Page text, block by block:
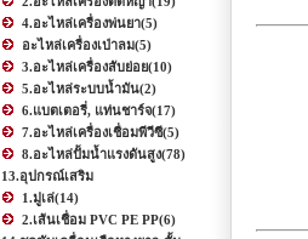
4.อะไหล่เครื่องพ่นยา(5)
อะไหล่เครื่องเป่าลม(5)
3.อะไหล่เครื่องสับย่อย(10)
5.อะไหล่ระบบน้ำมัน(2)
6.แบตเตอรี่, แท่นชาร์จ(17)
7.อะไหล่เครื่องเชื่อมพีวีซี(5)
8.อะไหล่ปั้มน้ำแรงดันสูง(78)
13.อุปกรณ์เสริม
1.มู่เล่(14)
2.เส้นเชื่อม PVC PE PP(6)